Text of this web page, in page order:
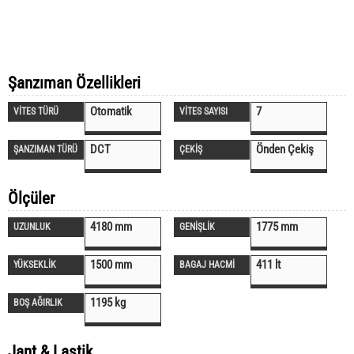
Şanzıman Özellikleri
VİTES TÜRÜ Otomatik VİTES SAYISI 7
ŞANZIMAN TÜRÜ DCT ÇEKİŞ Önden Çekiş
Ölçüler
UZUNLUK 4180 mm GENİŞLİK 1775 mm
YÜKSEKLİK 1500 mm BAGAJ HACMİ 411 lt
BOŞ AĞIRLIK 1195 kg